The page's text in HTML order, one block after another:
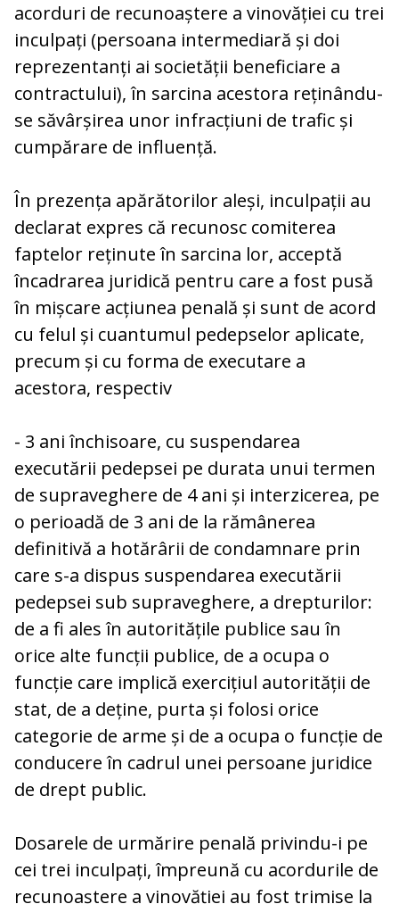
acorduri de recunoaștere a vinovăției cu trei
inculpați (persoana intermediară și doi
reprezentanți ai societății beneficiare a
contractului), în sarcina acestora reținându-
se săvârșirea unor infracțiuni de trafic și
cumpărare de influență.
În prezența apărătorilor aleși, inculpații au
declarat expres că recunosc comiterea
faptelor reținute în sarcina lor, acceptă
încadrarea juridică pentru care a fost pusă
în mișcare acțiunea penală și sunt de acord
cu felul și cuantumul pedepselor aplicate,
precum și cu forma de executare a
acestora, respectiv
- 3 ani închisoare, cu suspendarea
executării pedepsei pe durata unui termen
de supraveghere de 4 ani și interzicerea, pe
o perioadă de 3 ani de la rămânerea
definitivă a hotărârii de condamnare prin
care s-a dispus suspendarea executării
pedepsei sub supraveghere, a drepturilor:
de a fi ales în autoritățile publice sau în
orice alte funcții publice, de a ocupa o
funcție care implică exercițiul autorității de
stat, de a deține, purta și folosi orice
categorie de arme și de a ocupa o funcție de
conducere în cadrul unei persoane juridice
de drept public.
Dosarele de urmărire penală privindu-i pe
cei trei inculpați, împreună cu acordurile de
recunoaștere a vinovăției au fost trimise la